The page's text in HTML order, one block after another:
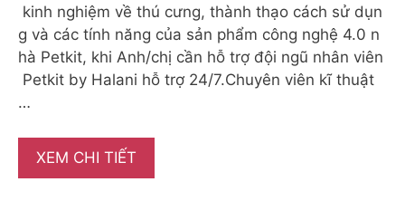
kinh nghiệm về thú cưng, thành thạo cách sử dụn
g và các tính năng của sản phẩm công nghệ 4.0 n
hà Petkit, khi Anh/chị cần hỗ trợ đội ngũ nhân viên
Petkit by Halani hỗ trợ 24/7.Chuyên viên kĩ thuật
…
XEM CHI TIẾT